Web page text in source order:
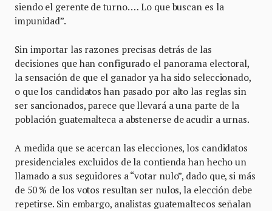
siendo el gerente de turno. … Lo que buscan es la
impunidad”.
Sin importar las razones precisas detrás de las
decisiones que han configurado el panorama electoral,
la sensación de que el ganador ya ha sido seleccionado,
o que los candidatos han pasado por alto las reglas sin
ser sancionados, parece que llevará a una parte de la
población guatemalteca a abstenerse de acudir a urnas.
A medida que se acercan las elecciones, los candidatos
presidenciales excluidos de la contienda han hecho un
llamado a sus seguidores a “votar nulo”, dado que, si más
de 50 % de los votos resultan ser nulos, la elección debe
repetirse. Sin embargo, analistas guatemaltecos señalan